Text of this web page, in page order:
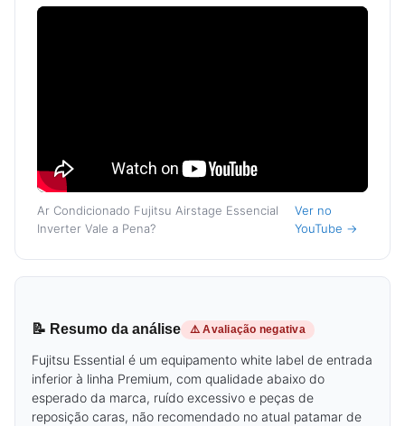
Ar Condicionado Fujitsu Airstage Essencial
Inverter Vale a Pena?
Ver no
YouTube →
📝 Resumo da análise ⚠️ Avaliação negativa
Fujitsu Essential é um equipamento white label de entrada
inferior à linha Premium, com qualidade abaixo do
esperado da marca, ruído excessivo e peças de
reposição caras, não recomendado no atual patamar de